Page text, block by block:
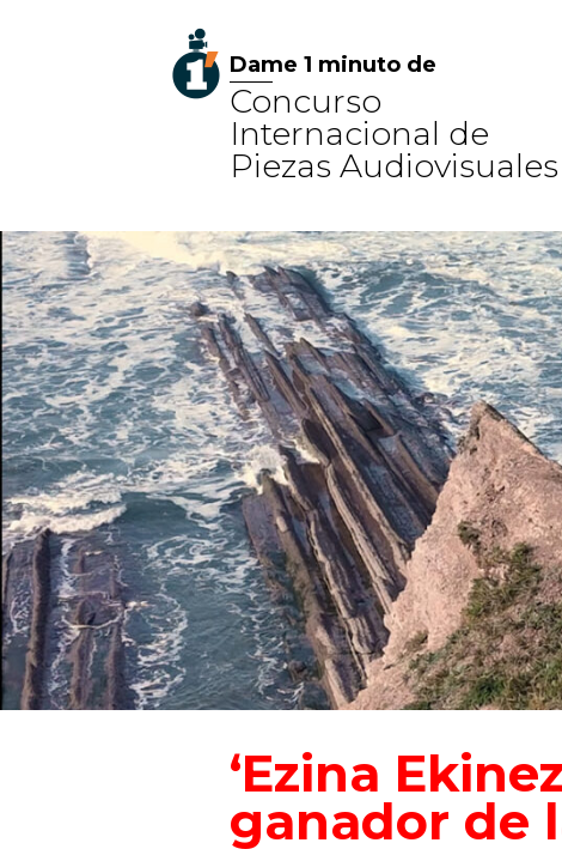
Dame 1 minuto de
Concurso
Internacional de
Piezas Audiovisuales
‘Ezina
ganador de